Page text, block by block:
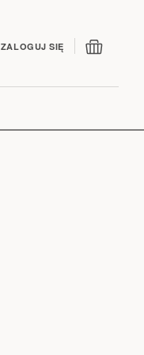
ZALOGUJ SIĘ Mój